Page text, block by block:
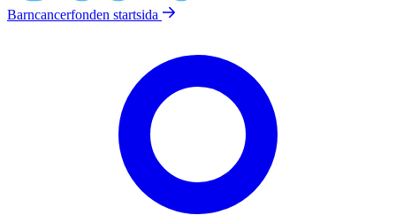
Barncancerfonden startsida